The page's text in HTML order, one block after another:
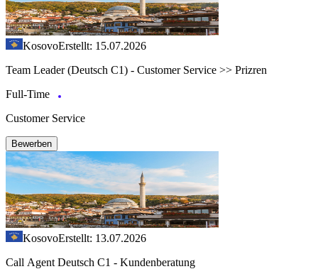
KosovoErstellt: 15.07.2026
Team Leader (Deutsch C1) - Customer Service >> Prizren
Full-Time
Customer Service
Bewerben
KosovoErstellt: 13.07.2026
Call Agent Deutsch C1 - Kundenberatung